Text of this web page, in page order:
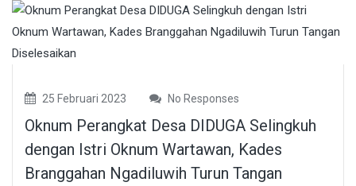
25 Februari 2023 No Responses
Oknum Perangkat Desa DIDUGA Selingkuh
dengan Istri Oknum Wartawan, Kades
Branggahan Ngadiluwih Turun Tangan